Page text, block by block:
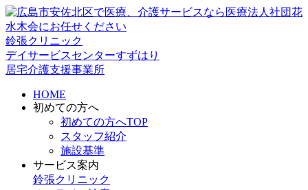
鈴張クリニック
デイサービスセンターすずはり
居宅介護支援事業所
HOME
初めての方へ
初めての方へTOP
スタッフ紹介
施設基準
サービス案内
鈴張クリニック